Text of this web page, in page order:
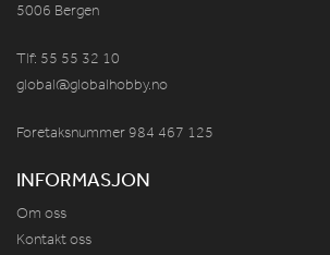
5006 Bergen
Tlf: 55 55 32 10
global@globalhobby.no
Foretaksnummer 984 467 125
INFORMASJON
Om oss
Kontakt oss